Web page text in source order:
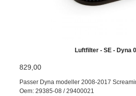
Luftfilter - SE - Dyna
829,00
Passer Dyna modeller 2008-2017
Oem: 29385-08 / 29400021